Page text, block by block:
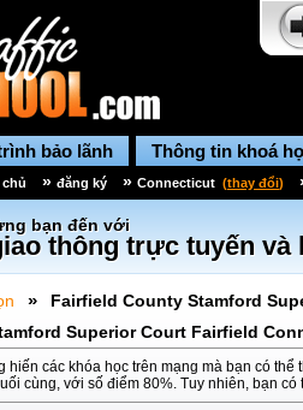
bảo lãnh Thông tin khoá
» đăng ký » Connecticut (thay đổi)
bạn đến với
thông trực tuyến và
»
Fairfield County Stamford
Superior Court Fairfield
hiến các khóa học trên mạng mà bạn có
cùng, với số điểm 80%. Tuy nhiên, bạn